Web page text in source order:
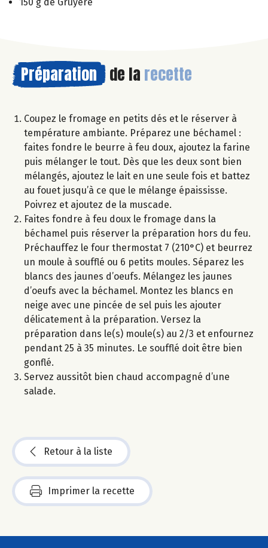
Préparation de la recette
Coupez le fromage en petits dés et le réserver à
température ambiante. Préparez une béchamel :
faites fondre le beurre à feu doux, ajoutez la farine
puis mélanger le tout. Dès que les deux sont bien
mélangés, ajoutez le lait en une seule fois et battez
au fouet jusqu’à ce que le mélange épaississe.
Poivrez et ajoutez de la muscade.
Faites fondre à feu doux le fromage dans la
béchamel puis réserver la préparation hors du feu.
Préchauffez le four thermostat 7 (210°C) et beurrez
un moule à soufflé ou 6 petits moules. Séparez les
blancs des jaunes d’oeufs. Mélangez les jaunes
d’oeufs avec la béchamel. Montez les blancs en
neige avec une pincée de sel puis les ajouter
délicatement à la préparation. Versez la
préparation dans le(s) moule(s) au 2/3 et enfournez
pendant 25 à 35 minutes. Le soufflé doit être bien
gonflé.
Servez aussitôt bien chaud accompagné d’une
salade.
Retour à la liste
Imprimer la recette